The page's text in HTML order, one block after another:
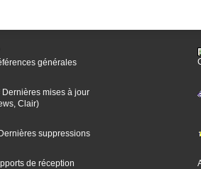
générales
Dernières mises à jour
Clair)
suppressions
de réception